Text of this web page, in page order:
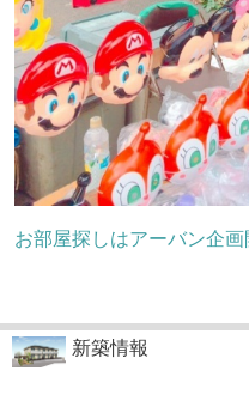
お部屋探しはアーバン企
新築情報